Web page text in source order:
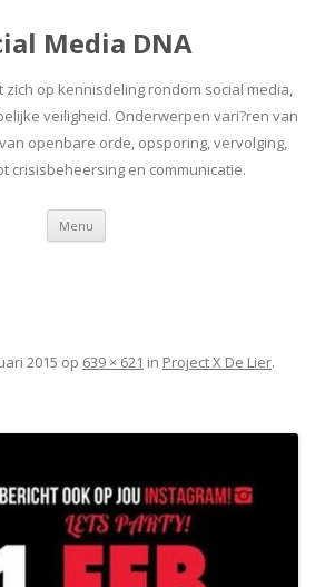
Media DNA
zich op kennisdeling rondom social media,
veiligheid. Onderwerpen vari?ren van
openbare orde, opsporing, vervolging,
crisisbeheersing en communicatie.
Menu Spring
inhoud
2015 op 639 × 621 in Project X De Lier.